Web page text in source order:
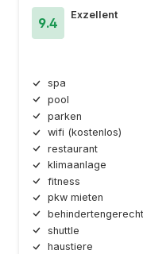
9.4
Exzellent
spa
pool
parken
wifi (kostenlos)
restaurant
klimaanlage
fitness
pkw mieten
behindertengerecht
shuttle
haustiere